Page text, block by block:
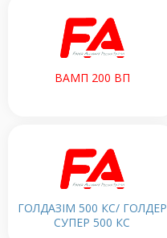
ВАМП 200 ВП
ГОЛДАЗІМ 500 КС/ ГОЛДЕР
СУПЕР 500 КС